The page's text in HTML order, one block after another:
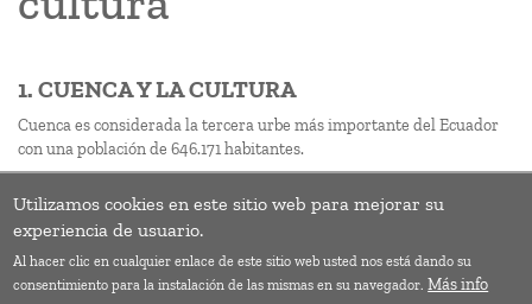
1. CUENCA Y LA CULTURA
Cuenca es considerada la tercera urbe más importante del Ecuador
con una población de 646.171 habitantes.
Paginación
Suscribirse a Creatividad
Utilizamos cookies en este sitio web para mejorar su
experiencia de usuario.
Al hacer clic en cualquier enlace de este sitio web usted nos está dando su
consentimiento para la instalación de las mismas en su navegador. Más info